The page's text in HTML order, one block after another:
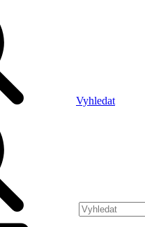
Vyhledat